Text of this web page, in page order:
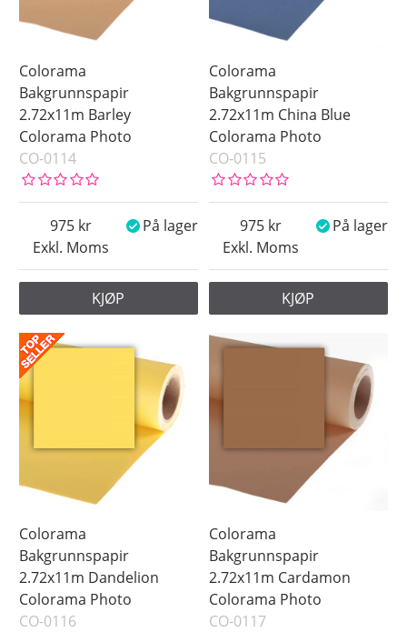
Colorama
Bakgrunnspapir
2.72x11m Barley
Colorama Photo
CO-0114
Exkl. Moms
975 På lager
KJØP
Colorama
Bakgrunnspapir
2.72x11m China Blue
Colorama Photo
CO-0115
Exkl. Moms
975 På lager
KJØP
Colorama
Bakgrunnspapir
2.72x11m Dandelion
Colorama Photo
CO-0116
Colorama
Bakgrunnspapir
2.72x11m Cardamon
Colorama Photo
CO-0117